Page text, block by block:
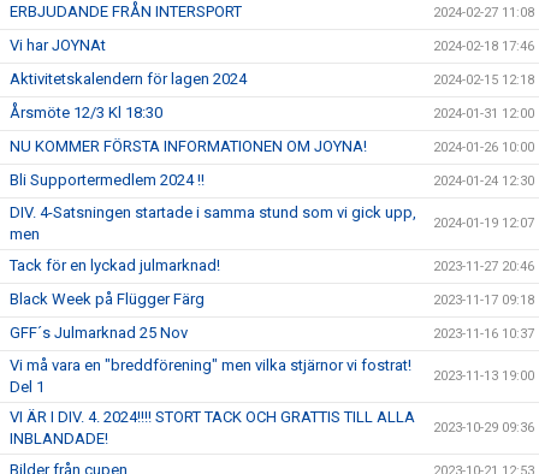
ERBJUDANDE FRÅN INTERSPORT 2024-02-27 11:08
Vi har JOYNAt 2024-02-18 17:46
Aktivitetskalendern för lagen 2024 2024-02-15 12:18
Årsmöte 12/3 Kl 18:30 2024-01-31 12:00
NU KOMMER FÖRSTA INFORMATIONEN OM JOYNA! 2024-01-26 10:00
Bli Supportermedlem 2024 !! 2024-01-24 12:30
DIV. 4-Satsningen startade i samma stund som vi gick upp,
men
2024-01-19 12:07
Tack för en lyckad julmarknad! 2023-11-27 20:46
Black Week på Flügger Färg 2023-11-17 09:18
GFF´s Julmarknad 25 Nov 2023-11-16 10:37
Vi må vara en "breddförening" men vilka stjärnor vi fostrat!
Del 1
2023-11-13 19:00
VI ÄR I DIV. 4. 2024!!!! STORT TACK OCH GRATTIS TILL ALLA
INBLANDADE!
2023-10-29 09:36
Bilder från cupen